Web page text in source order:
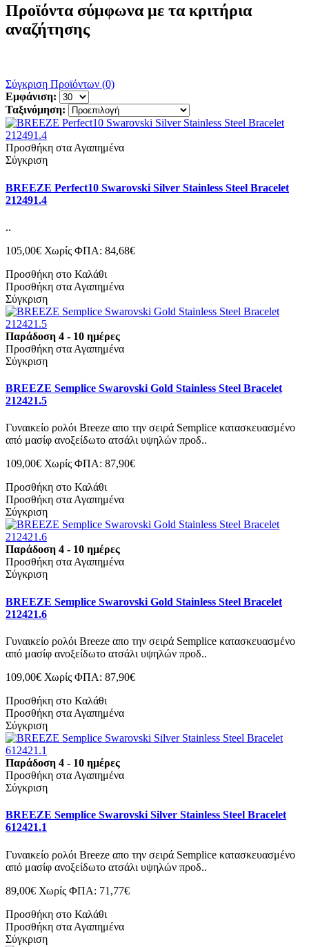
Προϊόντα σύμφωνα με τα κριτήρια
αναζήτησης
Σύγκριση Προϊόντων (0)
Εμφάνιση:
Ταξινόμηση:
Προσθήκη στα Αγαπημένα
Σύγκριση
BREEZE Perfect10 Swarovski Silver Stainless Steel Bracelet
212491.4
..
105,00€ Χωρίς ΦΠΑ: 84,68€
Προσθήκη στο Καλάθι
Προσθήκη στα Αγαπημένα
Σύγκριση
Παράδοση 4 - 10 ημέρες
Προσθήκη στα Αγαπημένα
Σύγκριση
BREEZE Semplice Swarovski Gold Stainless Steel Bracelet
212421.5
Γυναικείο ρολόι Breeze απο την σειρά Semplice κατασκευασμένο
από μασίφ ανοξείδωτο ατσάλι υψηλών προδ..
109,00€ Χωρίς ΦΠΑ: 87,90€
Προσθήκη στο Καλάθι
Προσθήκη στα Αγαπημένα
Σύγκριση
Παράδοση 4 - 10 ημέρες
Προσθήκη στα Αγαπημένα
Σύγκριση
BREEZE Semplice Swarovski Gold Stainless Steel Bracelet
212421.6
Γυναικείο ρολόι Breeze απο την σειρά Semplice κατασκευασμένο
από μασίφ ανοξείδωτο ατσάλι υψηλών προδ..
109,00€ Χωρίς ΦΠΑ: 87,90€
Προσθήκη στο Καλάθι
Προσθήκη στα Αγαπημένα
Σύγκριση
Παράδοση 4 - 10 ημέρες
Προσθήκη στα Αγαπημένα
Σύγκριση
BREEZE Semplice Swarovski Silver Stainless Steel Bracelet
612421.1
Γυναικείο ρολόι Breeze απο την σειρά Semplice κατασκευασμένο
από μασίφ ανοξείδωτο ατσάλι υψηλών προδ..
89,00€ Χωρίς ΦΠΑ: 71,77€
Προσθήκη στο Καλάθι
Προσθήκη στα Αγαπημένα
Σύγκριση